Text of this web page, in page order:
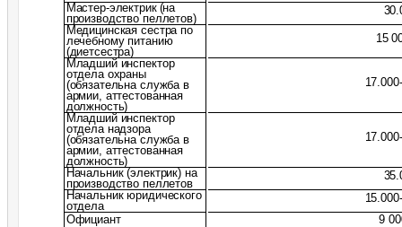
Мастер-электрик (на
производство пеллетов)
Медицинская сестра по
лечебному питанию
(диетсестра)
15
Младший инспектор
отдела охраны
(обязательна служба в
армии, аттестованная
должность)
Младший инспектор
отдела надзора
(обязательна служба в
армии, аттестованная
должность)
Начальник (электрик) на
производство пеллетов
Начальник юридического
отдела
Официант
9